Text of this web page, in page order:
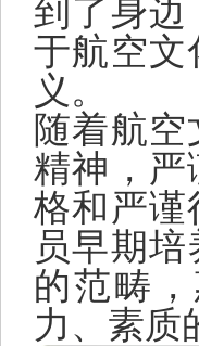
到了身边
于航空文
义。
随着航
精神，严
格和严谨
员早期
的范畴
力、素质